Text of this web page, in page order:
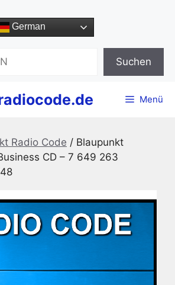
German
Suchen
Menü
Radio Code / Blaupunkt
CD – 7 649 263